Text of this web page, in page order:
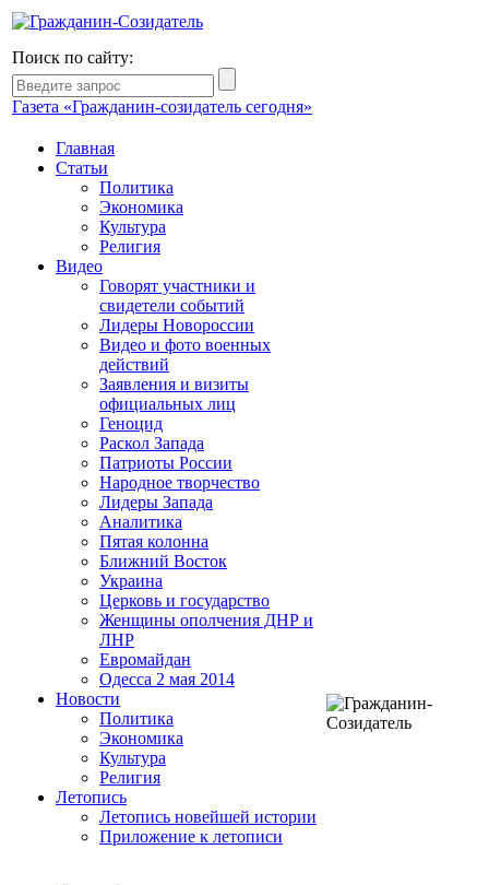
Поиск по сайту:
Газета «Гражданин-созидатель сегодня»
Главная
Статьи
Политика
Экономика
Культура
Религия
Видео
Говорят участники и
свидетели событий
Лидеры Новороссии
Видео и фото военных
действий
Заявления и визиты
официальных лиц
Геноцид
Раскол Запада
Патриоты России
Народное творчество
Лидеры Запада
Аналитика
Пятая колонна
Ближний Восток
Украина
Церковь и государство
Женщины ополчения ДНР и
ЛНР
Евромайдан
Одесса 2 мая 2014
Новости
Политика
Экономика
Культура
Религия
Летопись
Летопись новейшей истории
Приложение к летописи